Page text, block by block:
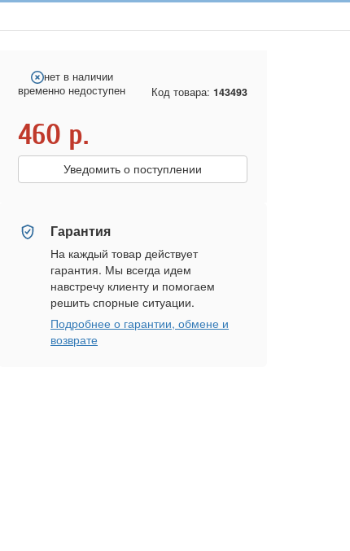
нет в наличии
временно недоступен
Код товара: 143493
460 р.
Уведомить о поступлении
Гарантия
На каждый товар действует
гарантия. Мы всегда идем
навстречу клиенту и помогаем
решить спорные ситуации.
Подробнее о гарантии, обмене и
возврате